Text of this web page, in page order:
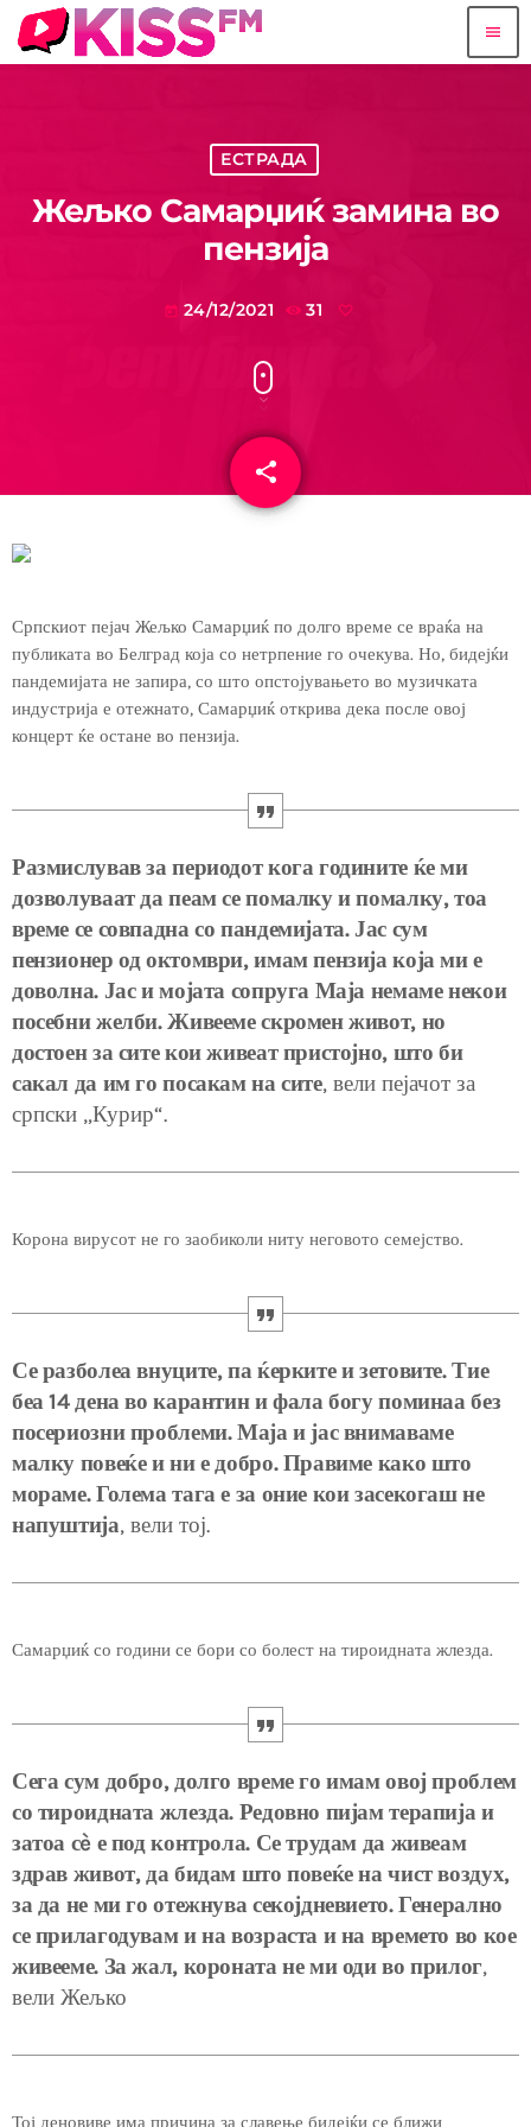
menu
ЕСТРАДА
Жељко Самарџиќ замина во
пензија
today 24/12/2021 31
share
email
Српскиот пејач Жељко Самарџиќ по долго време се враќа на
публиката во Белград која со нетрпение го очекува. Но, бидејќи
пандемијата не запира, со што опстојувањето во музичката
индустрија е отежнато, Самарџиќ открива дека после овој
концерт ќе остане во пензија.
Размислував за периодот кога годините ќе ми
дозволуваат да пеам се помалку и помалку, тоа
време се совпадна со пандемијата. Јас сум
пензионер од октомври, имам пензија која ми е
доволна. Јас и мојата сопруга Маја немаме некои
посебни желби. Живееме скромен живот, но
достоен за сите кои живеат пристојно, што би
сакал да им го посакам на сите, вели пејачот за
српски „Курир“.
Корона вирусот не го заобиколи ниту неговото семејство.
Се разболеа внуците, па ќерките и зетовите. Тие
беа 14 дена во карантин и фала богу поминаа без
посериозни проблеми. Маја и јас внимаваме
малку повеќе и ни е добро. Правиме како што
мораме. Голема тага е за оние кои засекогаш не
напуштија, вели тој.
Самарџиќ со години се бори со болест на тироидната жлезда.
Сега сум добро, долго време го имам овој проблем
со тироидната жлезда. Редовно пијам терапија и
затоа сè е под контрола. Се трудам да живеам
здрав живот, да бидам што повеќе на чист воздух,
за да не ми го отежнува секојдневието. Генерално
се прилагодувам и на возраста и на времето во кое
живееме. За жал, короната не ми оди во прилог,
вели Жељко
Тој деновиве има причина за славење бидејќи се ближи